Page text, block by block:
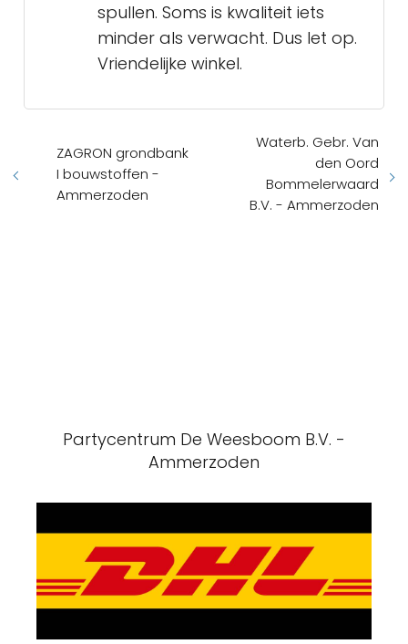
spullen. Soms is kwaliteit iets
minder als verwacht. Dus let op.
Vriendelijke winkel.
ZAGRON grondbank
I bouwstoffen -
Ammerzoden
Waterb. Gebr. Van
den Oord
Bommelerwaard
B.V. - Ammerzoden
Partycentrum De Weesboom B.V. -
Ammerzoden